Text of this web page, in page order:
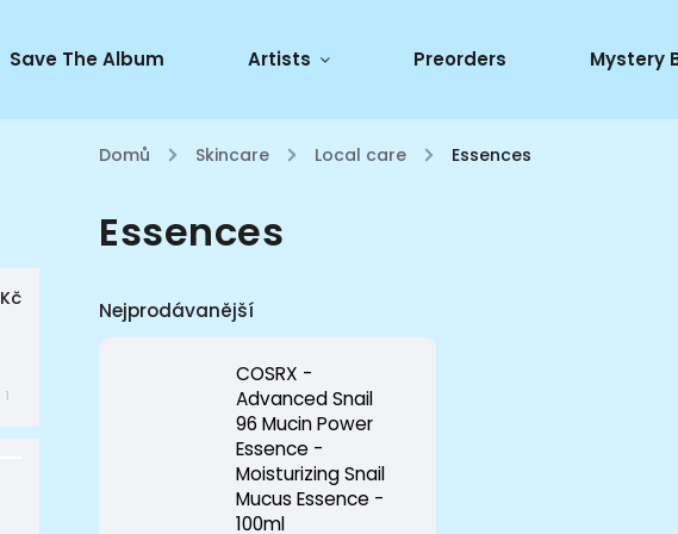
Save The Album Artists Preorders Mystery
Domů / Skincare / Local care /
Essences
Kč
1
Essences
Nejprodávanější
COSRX -
Advanced Snail
96 Mucin Power
Essence -
Moisturizing Snail
Mucus Essence -
100ml